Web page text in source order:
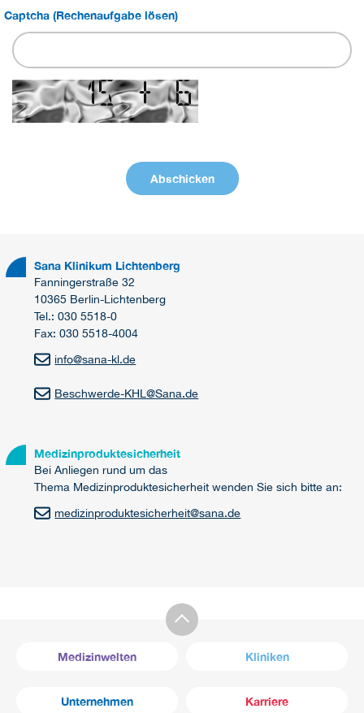
Captcha (Rechenaufgabe lösen)
Sana Klinikum Lichtenberg
Fanningerstraße 32
10365 Berlin-Lichtenberg
Tel.: 030 5518-0
Fax: 030 5518-4004
info@sana-kl.de
Beschwerde-KHL@Sana.de
Medizinproduktesicherheit
Bei Anliegen rund um das
Thema Medizinproduktesicherheit wenden Sie sich bitte an:
medizinproduktesicherheit@sana.de
Medizinwelten Kliniken
Unternehmen Karriere